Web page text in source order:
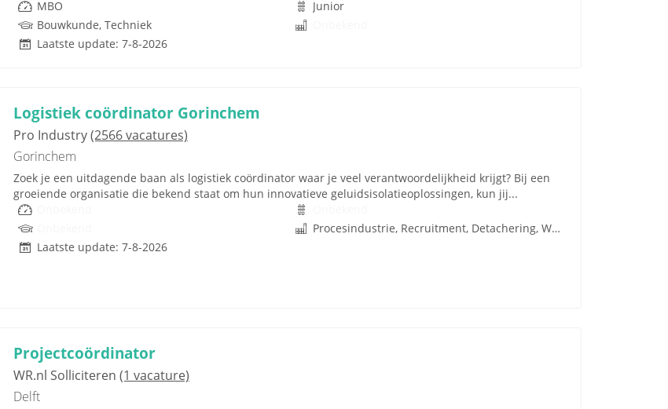
MBO
Junior
Bouwkunde, Techniek
Laatste update: 7-8-2026
Logistiek coördinator Gorinchem
Pro Industry(2566 vacatures)
Gorinchem
Zoek je een uitdagende baan als logistiek coördinator waar je veel verantwoordelijkheid krijgt? Bij een
groeiende organisatie die bekend staat om hun innovatieve geluidsisolatieoplossingen, kun jij...
Procesindustrie, Recruitment, Detachering, Werving en Selectie
Laatste update: 7-8-2026
Projectcoördinator
WR.nl Solliciteren (1 vacature)
Delft